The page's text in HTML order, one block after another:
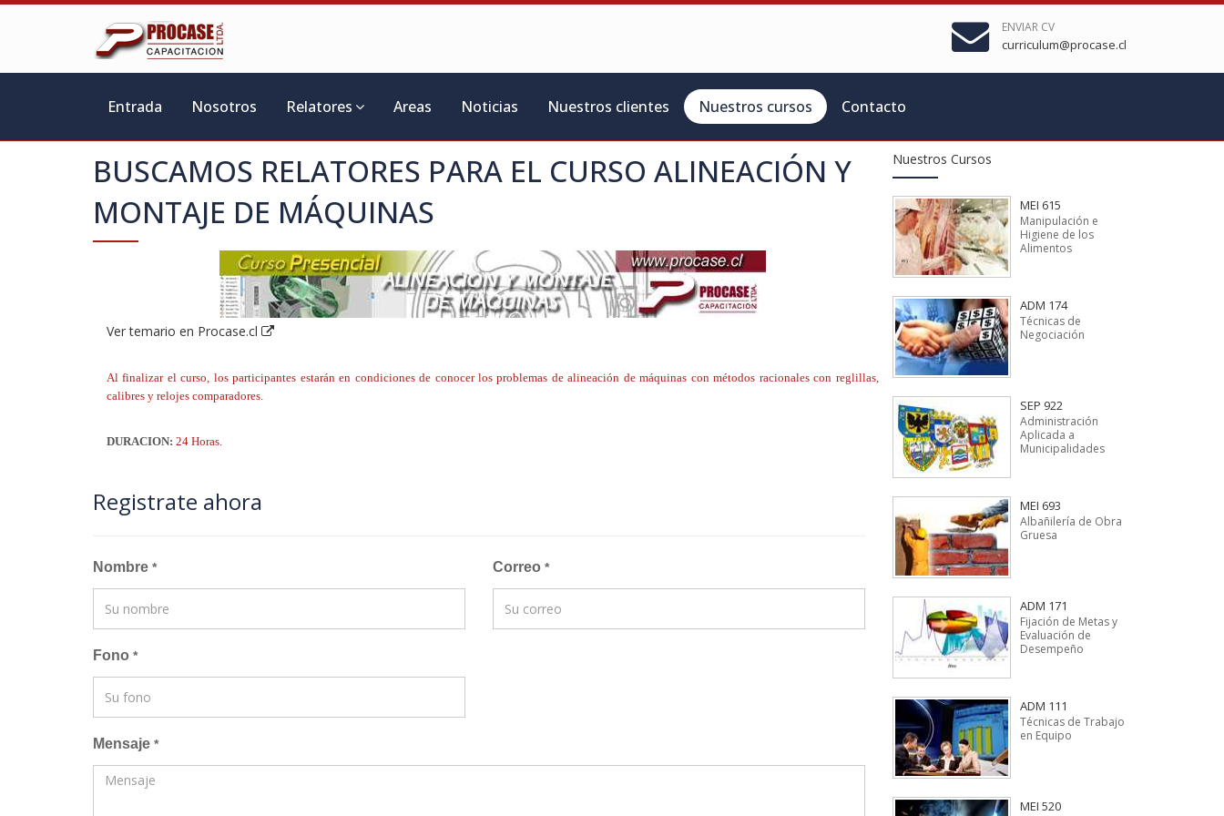
ENVIAR CV
curriculum@procase.cl
Entrada Nosotros Relatores Areas Noticias Nuestros clientes Nuestros cursos Contacto
BUSCAMOS RELATORES PARA EL CURSO ALINEACIÓN Y
MONTAJE DE MÁQUINAS
Ver temario en Procase.cl
Al finalizar el curso, los participantes estarán en condiciones de conocer los problemas de alineación de máquinas con métodos racionales con reglillas,
calibres y relojes comparadores.
DURACION: 24 Horas.
Registrate ahora
Nombre * Correo *
Fono *
Mensaje *
Nuestros Cursos
MEI 615
Manipulación e
Higiene de los
Alimentos
ADM 174
Técnicas de
Negociación
SEP 922
Administración
Aplicada a
Municipalidades
MEI 693
Albañilería de Obra
Gruesa
ADM 171
Fijación de Metas y
Evaluación de
Desempeño
ADM 111
Técnicas de Trabajo
en Equipo
MEI 520